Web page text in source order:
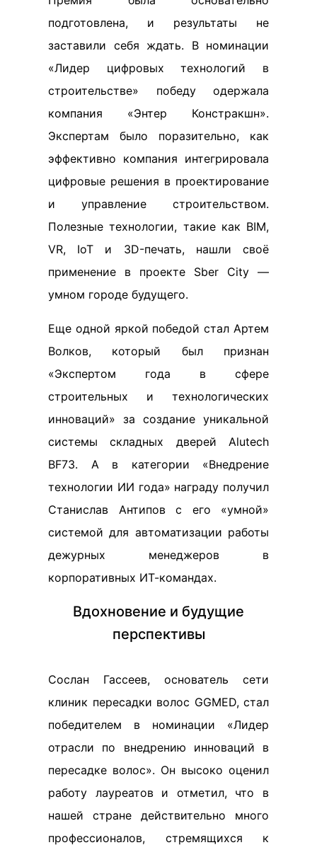
подготовлена, и результаты не
заставили себя ждать. В номинации
«Лидер цифровых технологий в
строительстве» победу одержала
компания «Энтер Констракшн».
Экспертам было поразительно, как
эффективно компания интегрировала
цифровые решения в проектирование
и управление строительством.
Полезные технологии, такие как BIM,
VR, IoT и 3D-печать, нашли своё
применение в проекте Sber City —
умном городе будущего.
Еще одной яркой победой стал Артем
Волков, который был признан
«Экспертом года в сфере
строительных и технологических
инноваций» за создание уникальной
системы складных дверей Alutech
BF73. А в категории «Внедрение
технологии ИИ года» награду получил
Станислав Антипов с его «умной»
системой для автоматизации работы
дежурных менеджеров в
корпоративных ИТ-командах.
Вдохновение и будущие
перспективы
Сослан Гассеев, основатель сети
клиник пересадки волос GGMED, стал
победителем в номинации «Лидер
отрасли по внедрению инноваций в
пересадке волос». Он высоко оценил
работу лауреатов и отметил, что в
нашей стране действительно много
профессионалов, стремящихся к